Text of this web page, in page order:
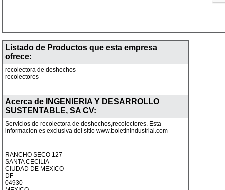
Listado de Productos que esta empresa
ofrece:
recolectora de deshechos
recolectores
Acerca de
INGENIERIA Y DESARROLLO
SUSTENTABLE, SA CV:
Servicios de recolectora de deshechos,recolectores. Esta
informacion es exclusiva del sitio www.boletinindustrial.com
RANCHO SECO 127
SANTA CECILIA
CIUDAD DE MEXICO
DF
04930